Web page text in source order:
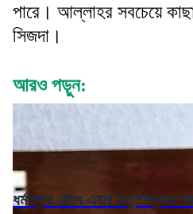
পারে। আল্লাহর সবচেয়ে
সিজদা।
আরও পড়ুন:
ধর্মান্তর রোধে এবার